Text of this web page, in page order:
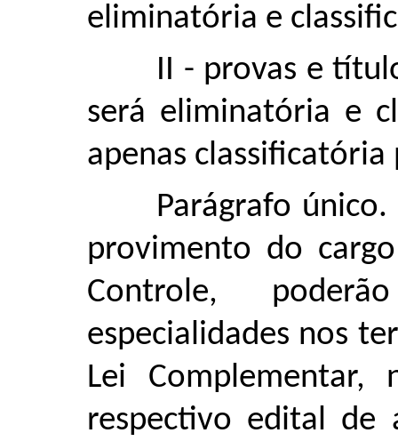
eliminatória e
II - provas e
será eliminatória e
apenas
Parágrafo
provimento do
Controle,
especialidades nos
Lei Complementar,
respectivo edital de